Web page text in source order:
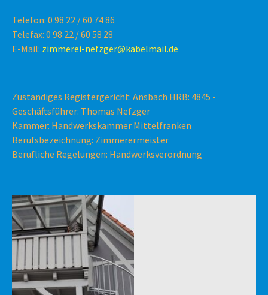
Telefon: 0 98 22 / 60 74 86
Telefax: 0 98 22 / 60 58 28
E-Mail: zimmerei-nefzger@kabelmail.de
Zuständiges Registergericht: Ansbach HRB: 4845 -
Geschäftsführer: Thomas Nefzger
Kammer: Handwerkskammer Mittelfranken
Berufsbezeichnung: Zimmerermeister
Berufliche Regelungen: Handwerksverordnung